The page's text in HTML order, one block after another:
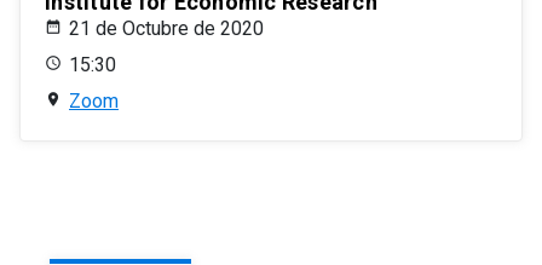
21 de Octubre de 2020
15:30
Zoom